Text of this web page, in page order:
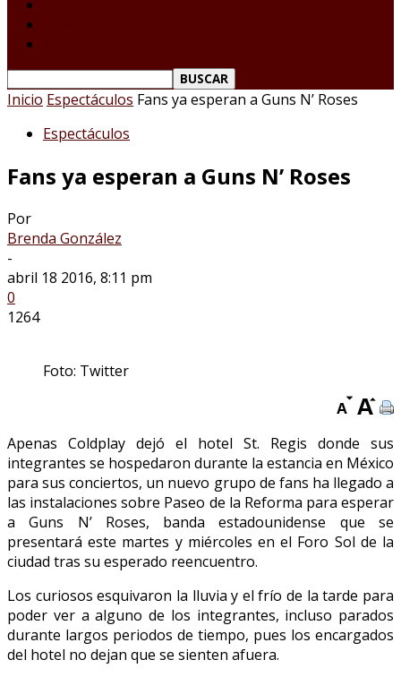
Inicio Espectáculos Fans ya esperan a Guns N’ Roses
Espectáculos
Fans ya esperan a Guns N’ Roses
Por
Brenda González
-
abril 18 2016, 8:11 pm
0
1264
Foto: Twitter
Apenas Coldplay dejó el hotel St. Regis donde sus
integrantes se hospedaron durante la estancia en México
para sus conciertos, un nuevo grupo de fans ha llegado a
las instalaciones sobre Paseo de la Reforma para esperar
a Guns N’ Roses, banda estadounidense que se
presentará este martes y miércoles en el Foro Sol de la
ciudad tras su esperado reencuentro.
Los curiosos esquivaron la lluvia y el frío de la tarde para
poder ver a alguno de los integrantes, incluso parados
durante largos periodos de tiempo, pues los encargados
del hotel no dejan que se sienten afuera.